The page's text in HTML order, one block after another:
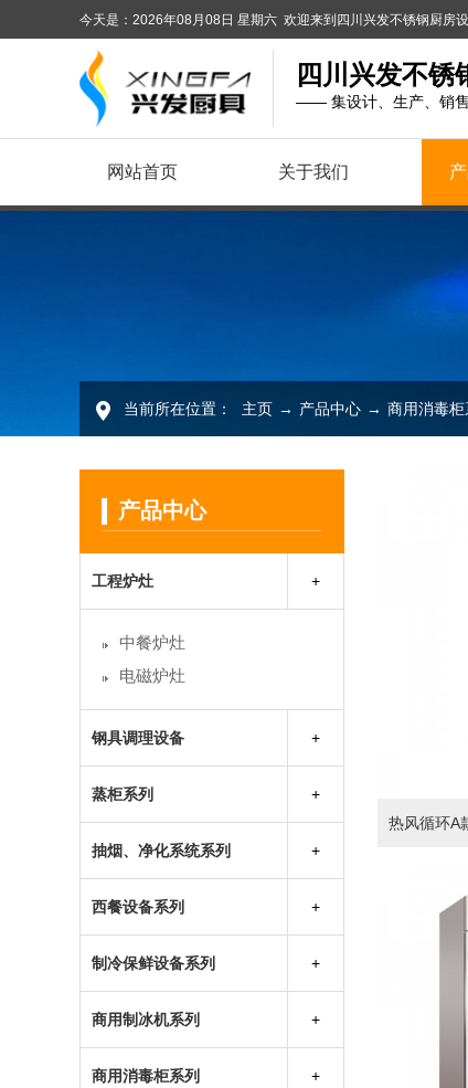
今天是：2026年08月08日 星期六 欢迎来到四川兴发不锈钢厨房
四川兴发不锈
—— 集设计、生产、销售
网站首页 关于我们
当前所在位置： 主页 → 产品中心 → 商用消毒柜
产品中心
工程炉灶
中餐炉灶
电磁炉灶
钢具调理设备
保温保鲜售饭台
不锈钢储物柜系列
不锈钢吊柜系列
不锈钢工作台
厨房多功能车
蒸柜系列
蒸饭柜
万能蒸烤箱
抽烟、净化系统系列
不锈钢烟罩
抽排风柜
西餐设备系列
制冷保鲜设备系列
商用制冰机系列
万利多制冰机
商用消毒柜系列
热风循环A